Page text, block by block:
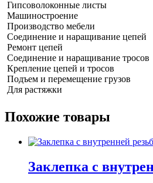
Гипсоволоконные листы
Машиностроение
Производство мебели
Соединение и наращивание цепей
Ремонт цепей
Соединение и наращивание тросов
Крепление цепей и тросов
Подъем и перемещение грузов
Для растяжки
Похожие товары
Заклепка с